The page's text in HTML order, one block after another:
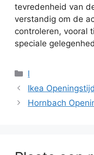
tevredenheid van
verstandig om de
controleren, vooral
speciale
Categorieën
l
Ikea
Hornbach